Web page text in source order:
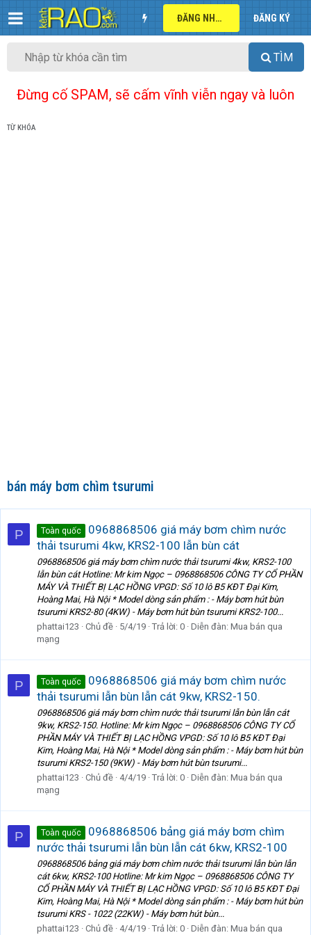
ĐĂNG NHẬP ĐĂNG KÝ
TÌM
Đừng cố SPAM, sẽ cấm vĩnh viễn ngay và luôn
TỪ KHÓA
bán máy bơm chìm tsurumi
P Toàn quốc
0968868506 giá máy bơm chìm nước
thải tsurumi 4kw, KRS2-100 lẫn bùn cát
0968868506 giá máy bơm chìm nước thải tsurumi 4kw, KRS2-100
lẫn bùn cát Hotline: Mr kim Ngọc – 0968868506 CÔNG TY CỔ PHẦN
MÁY VÀ THIẾT BỊ LẠC HỒNG VPGD: Số 10 lô B5 KĐT Đại Kim,
Hoàng Mai, Hà Nội * Model dòng sản phẩm : - Máy bơm hút bùn
tsurumi KRS2-80 (4KW) - Máy bơm hút bùn tsurumi KRS2-100...
phattai123
Chủ đề 5/4/19 Trả lời: 0 Diễn đàn: Mua bán qua
mạng
P Toàn quốc
0968868506 giá máy bơm chìm nước
thải tsurumi lẫn bùn lẫn cát 9kw, KRS2-150.
0968868506 giá máy bơm chìm nước thải tsurumi lẫn bùn lẫn cát
9kw, KRS2-150. Hotline: Mr kim Ngọc – 0968868506 CÔNG TY CỔ
PHẦN MÁY VÀ THIẾT BỊ LẠC HỒNG VPGD: Số 10 lô B5 KĐT Đại
Kim, Hoàng Mai, Hà Nội * Model dòng sản phẩm : - Máy bơm hút bùn
tsurumi KRS2-150 (9KW) - Máy bơm hút bùn tsurumi...
phattai123
Chủ đề 4/4/19 Trả lời: 0 Diễn đàn: Mua bán qua
mạng
P Toàn quốc
0968868506 bảng giá máy bơm chìm
nước thải tsurumi lẫn bùn lẫn cát 6kw, KRS2-100
0968868506 bảng giá máy bơm chìm nước thải tsurumi lẫn bùn lẫn
cát 6kw, KRS2-100 Hotline: Mr kim Ngọc – 0968868506 CÔNG TY
CỔ PHẦN MÁY VÀ THIẾT BỊ LẠC HỒNG VPGD: Số 10 lô B5 KĐT Đại
Kim, Hoàng Mai, Hà Nội * Model dòng sản phẩm : - Máy bơm hút bùn
tsurumi KRS - 1022 (22KW) - Máy bơm hút bùn...
phattai123
Chủ đề 4/4/19 Trả lời: 0 Diễn đàn: Mua bán qua